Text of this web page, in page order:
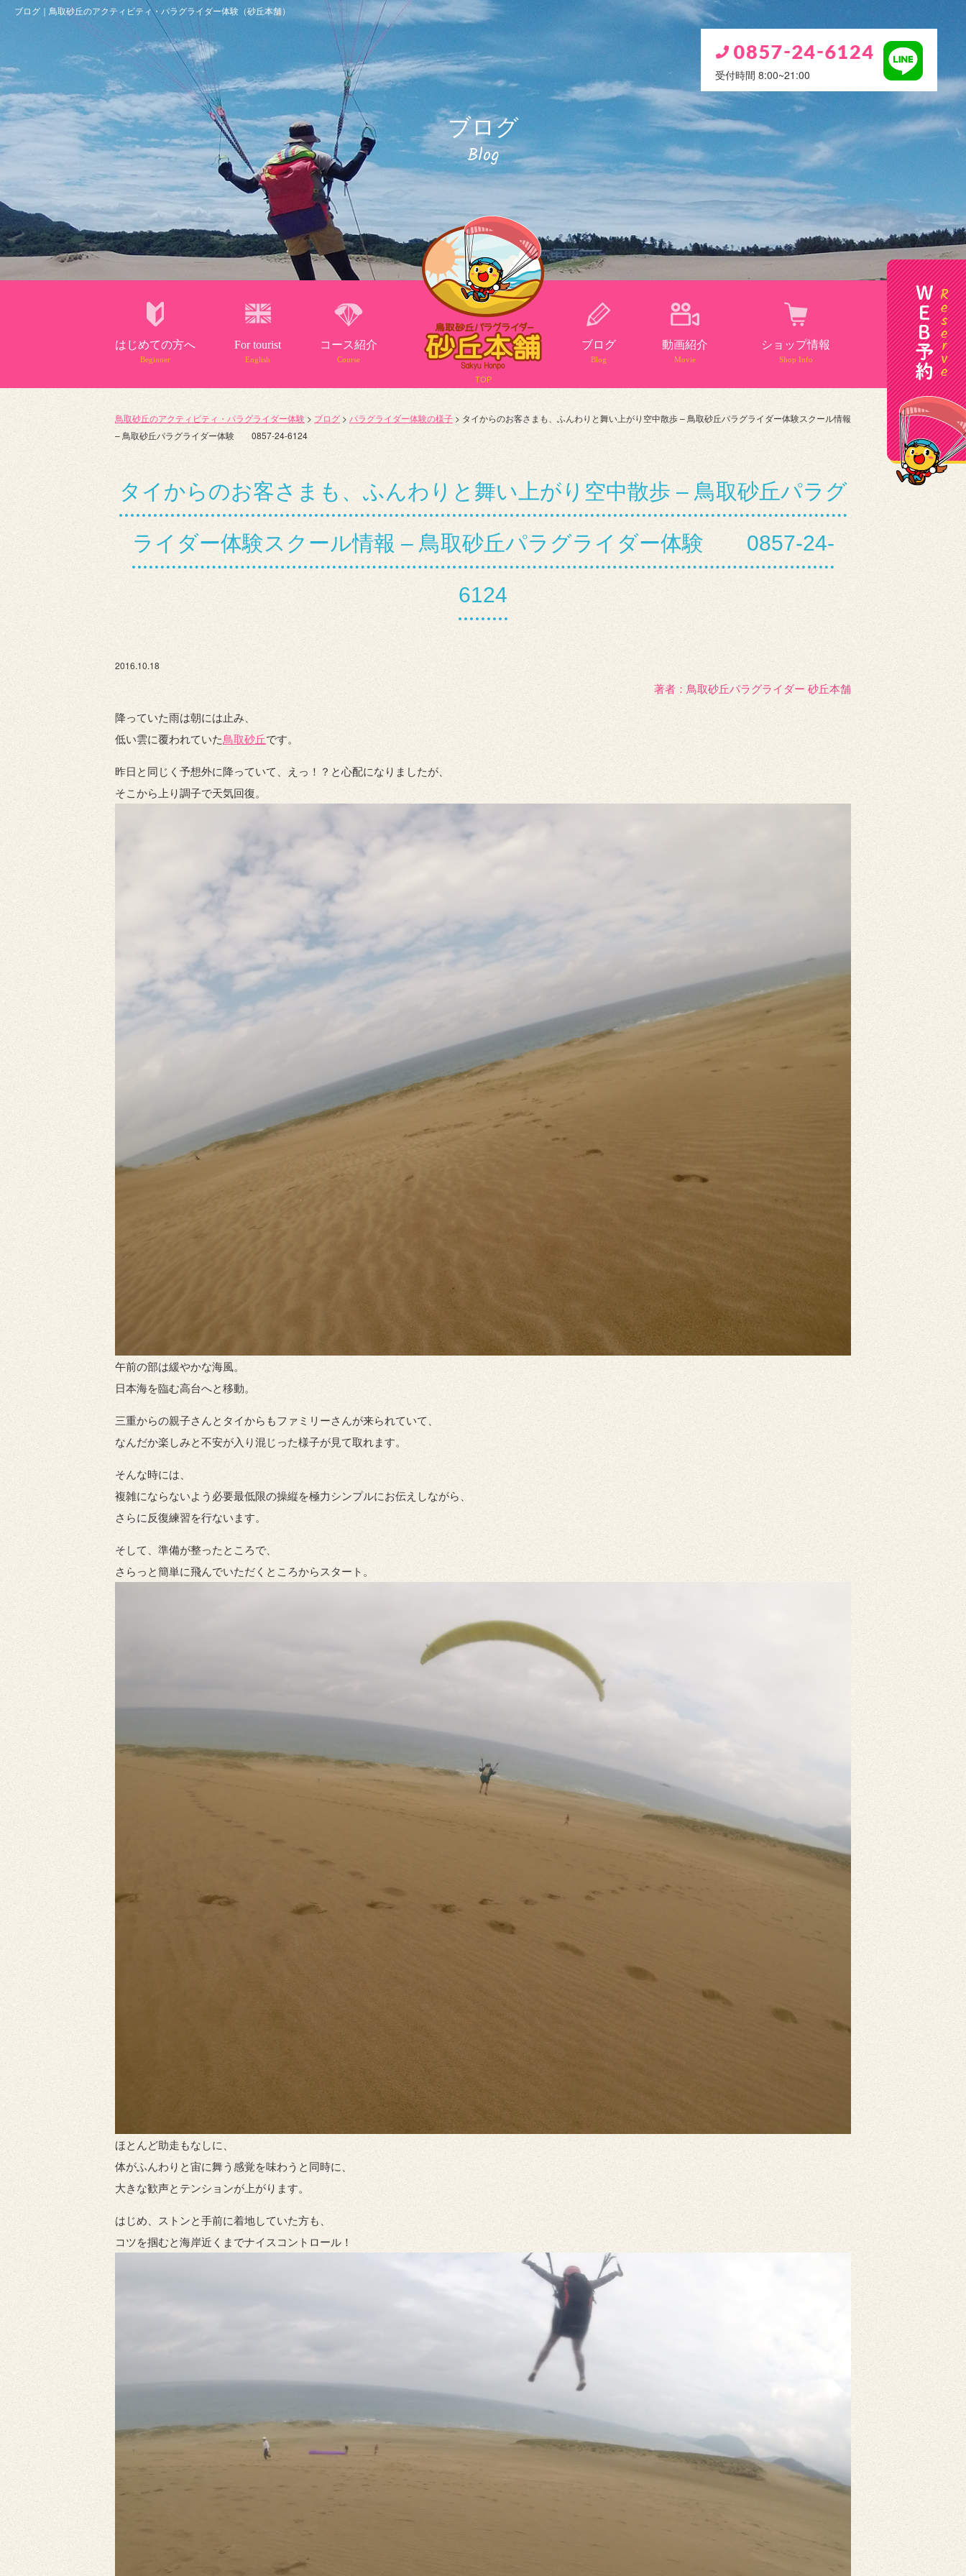
ブログ｜鳥取砂丘のアクティビティ・パラグライダー体験（砂丘本舗）
受付時間 8:00~21:00
ブログ
Blog
TOP
はじめての方へ
Beginner
For tourist
English
コース紹介
Course
ブログ
Blog
動画紹介
Movie
ショップ情報
Shop Info
鳥取砂丘のアクティビティ・パラグライダー体験 > ブログ > パラグライダー体験の様子 > タイからのお客さまも、ふんわりと舞い上がり空中散歩 – 鳥取砂丘パラグライダー体験スクール情報
– 鳥取砂丘パラグライダー体験 0857-24-6124
タイからのお客さまも、ふんわりと舞い上がり空中散歩 – 鳥取砂丘パラグ
ライダー体験スクール情報 – 鳥取砂丘パラグライダー体験 0857-24-
6124
2016.10.18
著者：️鳥取砂丘パラグライダー 砂丘本舗
降っていた雨は朝には止み、
低い雲に覆われていた鳥取砂丘です。
昨日と同じく予想外に降っていて、えっ！？と心配になりましたが、
そこから上り調子で天気回復。
午前の部は緩やかな海風。
日本海を臨む高台へと移動。
三重からの親子さんとタイからもファミリーさんが来られていて、
なんだか楽しみと不安が入り混じった様子が見て取れます。
そんな時には、
複雑にならないよう必要最低限の操縦を極力シンプルにお伝えしながら、
さらに反復練習を行ないます。
そして、準備が整ったところで、
さらっと簡単に飛んでいただくところからスタート。
ほとんど助走もなしに、
体がふんわりと宙に舞う感覚を味わうと同時に、
大きな歓声とテンションが上がります。
はじめ、ストンと手前に着地していた方も、
コツを掴むと海岸近くまでナイスコントロール！